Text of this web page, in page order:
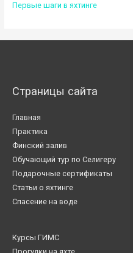
Первые шаги в яхтинге
Страницы сайта
Главная
Практика
Финский залив
Обучающий тур по Селигеру
Подарочные сертификаты
Статьи о яхтинге
Спасение на воде
Курсы ГИМС